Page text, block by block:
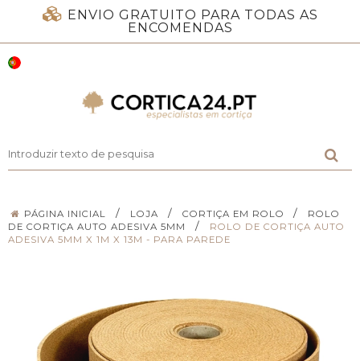
ENVIO GRATUITO PARA TODAS AS
ENCOMENDAS
PÁGINA INICIAL / LOJA / CORTIÇA EM ROLO /
ROLO
DE CORTIÇA AUTO ADESIVA 5MM
/
ROLO DE CORTIÇA AUTO
ADESIVA 5MM X 1M X 13M - PARA PAREDE